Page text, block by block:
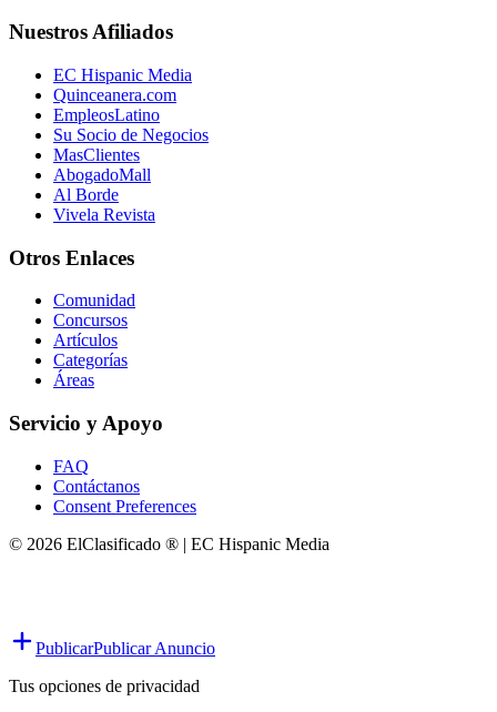
Nuestros Afiliados
EC Hispanic Media
Quinceanera.com
EmpleosLatino
Su Socio de Negocios
MasClientes
AbogadoMall
Al Borde
Vivela Revista
Otros Enlaces
Comunidad
Concursos
Artículos
Categorías
Áreas
Servicio y Apoyo
FAQ
Contáctanos
Consent Preferences
© 2026 ElClasificado ® | EC Hispanic Media
PublicarPublicar Anuncio
Tus opciones de privacidad